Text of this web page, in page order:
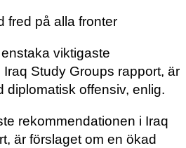
fred på alla fronter
viktigaste
Study Groups rapport, är
diplomatisk offensiv, enlig.
rekommendationen i Iraq
är förslaget om en ökad